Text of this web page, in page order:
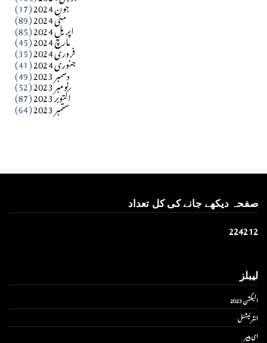
جون 2024 (17) مئی 2024 (89) اپریل 2024 (85) مارچ 2024 (45) فروری 2024 (35) جنوری 2024 (41) دسمبر 2023 (49) نومبر 2023 (52) اکتوبر 2023 (87) ستمبر 2023 (64)
صفحہ دیکھے جانے کی کل تعداد
224212
لیبلز
الیکشن 2023
انٹر نیشنل
ای پیپر